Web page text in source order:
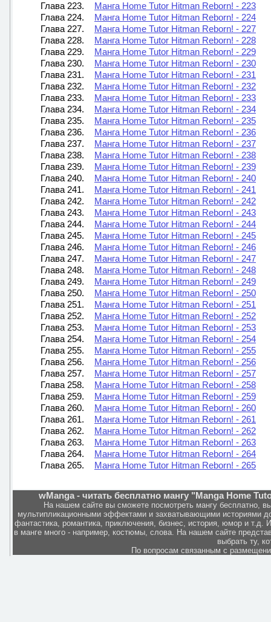
Глава 223.
Манга Home Tutor Hitman Reborn! - 223
Глава 224.
Манга Home Tutor Hitman Reborn! - 224
Глава 227.
Манга Home Tutor Hitman Reborn! - 227
Глава 228.
Манга Home Tutor Hitman Reborn! - 228
Глава 229.
Манга Home Tutor Hitman Reborn! - 229
Глава 230.
Манга Home Tutor Hitman Reborn! - 230
Глава 231.
Манга Home Tutor Hitman Reborn! - 231
Глава 232.
Манга Home Tutor Hitman Reborn! - 232
Глава 233.
Манга Home Tutor Hitman Reborn! - 233
Глава 234.
Манга Home Tutor Hitman Reborn! - 234
Глава 235.
Манга Home Tutor Hitman Reborn! - 235
Глава 236.
Манга Home Tutor Hitman Reborn! - 236
Глава 237.
Манга Home Tutor Hitman Reborn! - 237
Глава 238.
Манга Home Tutor Hitman Reborn! - 238
Глава 239.
Манга Home Tutor Hitman Reborn! - 239
Глава 240.
Манга Home Tutor Hitman Reborn! - 240
Глава 241.
Манга Home Tutor Hitman Reborn! - 241
Глава 242.
Манга Home Tutor Hitman Reborn! - 242
Глава 243.
Манга Home Tutor Hitman Reborn! - 243
Глава 244.
Манга Home Tutor Hitman Reborn! - 244
Глава 245.
Манга Home Tutor Hitman Reborn! - 245
Глава 246.
Манга Home Tutor Hitman Reborn! - 246
Глава 247.
Манга Home Tutor Hitman Reborn! - 247
Глава 248.
Манга Home Tutor Hitman Reborn! - 248
Глава 249.
Манга Home Tutor Hitman Reborn! - 249
Глава 250.
Манга Home Tutor Hitman Reborn! - 250
Глава 251.
Манга Home Tutor Hitman Reborn! - 251
Глава 252.
Манга Home Tutor Hitman Reborn! - 252
Глава 253.
Манга Home Tutor Hitman Reborn! - 253
Глава 254.
Манга Home Tutor Hitman Reborn! - 254
Глава 255.
Манга Home Tutor Hitman Reborn! - 255
Глава 256.
Манга Home Tutor Hitman Reborn! - 256
Глава 257.
Манга Home Tutor Hitman Reborn! - 257
Глава 258.
Манга Home Tutor Hitman Reborn! - 258
Глава 259.
Манга Home Tutor Hitman Reborn! - 259
Глава 260.
Манга Home Tutor Hitman Reborn! - 260
Глава 261.
Манга Home Tutor Hitman Reborn! - 261
Глава 262.
Манга Home Tutor Hitman Reborn! - 262
Глава 263.
Манга Home Tutor Hitman Reborn! - 263
Глава 264.
Манга Home Tutor Hitman Reborn! - 264
Глава 265.
Манга Home Tutor Hitman Reborn! - 265
wManga - читать бесплатно мангу "Manga Home
На нашем сайте вы сможете посмотреть мангу бесплатно,
мультипликационными эффектами и захватывающими историями
фантастика, романтика, приключения, бизнес, история, юмор и
в манге много - например, костюмы, слова. На нашем сайте
выбрать ту,
По вопросам связанным с